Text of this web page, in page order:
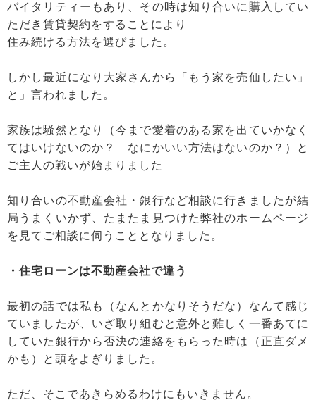
バイタリティーもあり、その時は知り合いに購入してい
ただき賃貸契約をすることにより
住み続ける方法を選びました。
しかし最近になり大家さんから「もう家を売価したい」
と」言われました。
家族は騒然となり（今まで愛着のある家を出ていかなく
てはいけないのか？ なにかいい方法はないのか？）と
ご主人の戦いが始まりました
知り合いの不動産会社・銀行など相談に行きましたが結
局うまくいかず、たまたま見つけた弊社のホームページ
を見てご相談に伺うこととなりました。
・住宅ローンは不動産会社で違う
最初の話では私も（なんとかなりそうだな）なんて感じ
ていましたが、いざ取り組むと意外と難しく一番あてに
していた銀行から否決の連絡をもらった時は（正直ダメ
かも）と頭をよぎりました。
ただ、そこであきらめるわけにもいきません。